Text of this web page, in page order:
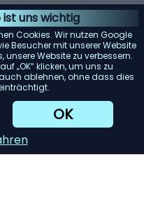
uns wichtig
Cookies. Wir nutzen Google
Besucher mit unserer Website
unsere Website zu verbessern.
„OK“ klicken, um uns zu
ablehnen, ohne dass dies
OK
Geschirrspüler mit einer
verbrauchen
Ihnen langfristig Geld
können laut sein. Wenn
Sie nach Modellen mit
darunter.